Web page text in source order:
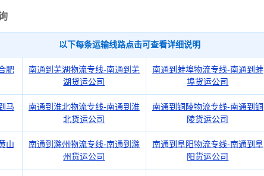
以下每条运输线路点击可查看详细说明
肥
南通到芜湖物流专线-南通到芜
湖货运公司
南通到蚌埠物流专线-南通到蚌
埠货运公司
马
南通到淮北物流专线-南通到淮
北货运公司
南通到铜陵物流专线-南通到铜
陵货运公司
山
南通到滁州物流专线-南通到滁
州货运公司
南通到阜阳物流专线-南通到阜
阳货运公司